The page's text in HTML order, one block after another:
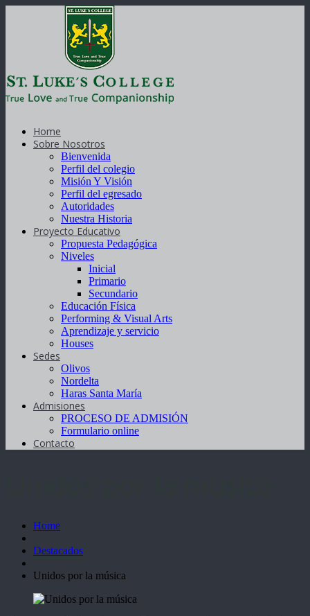
Home
Sobre Nosotros
Bienvenida
Perfil del colegio
Misión Y Visión
Perfil del egresado
Autoridades
Nuestra Historia
Proyecto Educativo
Propuesta Pedagógica
Niveles
Inicial
Primario
Secundario
Educación Física
Performing & Visual Arts
Aprendizaje y servicio
Houses
Sedes
Olivos
Nordelta
Haras Santa María
Admisiones
PROCESO DE ADMISIÓN
Formulario online
Contacto
Home
Destacados
Unidos por la música